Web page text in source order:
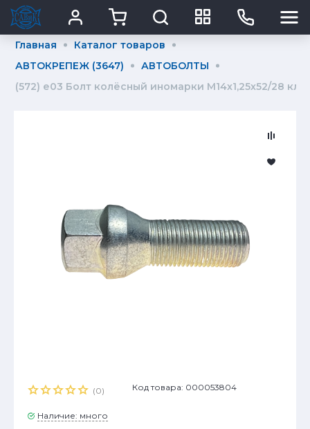
Главная
Каталог товаров
АВТОКРЕПЕЖ (3647)
АВТОБОЛТЫ
(572) е03 Болт колёсный иномарки М14х1,25х52/28
(0) Код товара: 000053804
Наличие: много